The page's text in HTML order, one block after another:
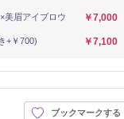
美眉アイブロウ ￥7,000
+￥700) ￥7,100
ブックマークする